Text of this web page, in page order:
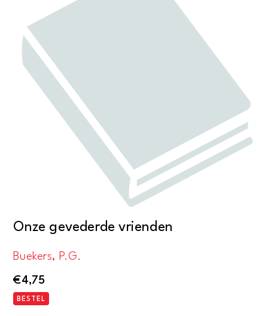
Onze gevederde vrienden
Buekers, P.G.
€4,75
BESTEL